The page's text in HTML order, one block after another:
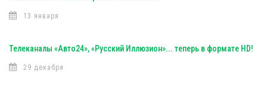
13 января
Телеканалы «Авто24», «Русский Иллюзион»... теперь в формате HD!
29 декабря